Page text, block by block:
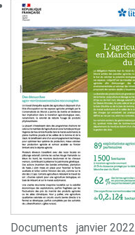
Documents janvier 2022